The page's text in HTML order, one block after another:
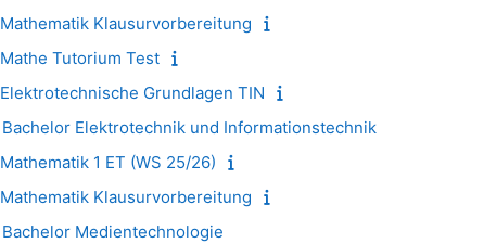
Mathematik Klausurvorbereitung
Mathe Tutorium Test
Elektrotechnische Grundlagen TIN
Bachelor Elektrotechnik und Informationstechnik
Mathematik 1 ET (WS 25/26)
Mathematik Klausurvorbereitung
Bachelor Medientechnologie